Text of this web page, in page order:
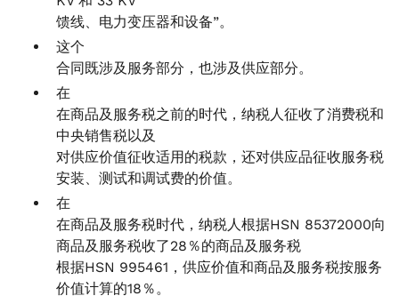
馈线、电力变压器和设备”。
这个
合同既涉及服务部分，也涉及供应部分。
在
在商品及服务税之前的时代，纳税人征收了消费税和
中央销售税以及
对供应价值征收适用的税款，还对供应品征收服务税
安装、测试和调试费的价值。
在
在商品及服务税时代，纳税人根据HSN 85372000向
商品及服务税收了28％的商品及服务税
根据HSN 995461，供应价值和商品及服务税按服务
价值计算的18％。